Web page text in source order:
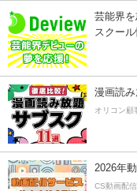
芸能界
スクー
漫画読み
オリコン顧
2026年
CS動画配